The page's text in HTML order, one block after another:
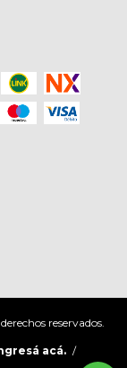
reservados.
acá. /